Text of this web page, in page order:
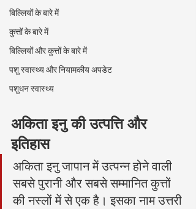
बिल्लियों के बारे में
कुत्तों के बारे में
बिल्लियों और कुत्तों के बारे में
पशु स्वास्थ्य और नियामकीय अपडेट
पशुधन स्वास्थ्य
अकिता इनु की उत्पत्ति और
इतिहास
अकिता इनु जापान में उत्पन्न होने वाली
सबसे पुरानी और सबसे सम्मानित कुत्तों
की नस्लों में से एक है। इसका नाम उत्तरी